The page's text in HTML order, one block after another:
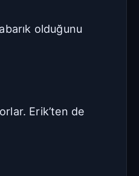
olduğunu
Erik’ten de